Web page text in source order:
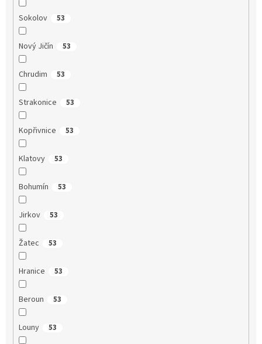
Sokolov 53
Nový Jičín 53
Chrudim 53
Strakonice 53
Kopřivnice 53
Klatovy 53
Bohumín 53
Jirkov 53
Žatec 53
Hranice 53
Beroun 53
Louny 53